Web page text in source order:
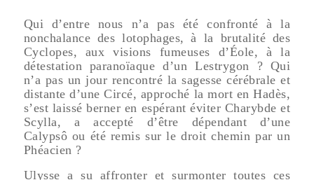
Qui d’entre nous n’a pas été confronté à la
nonchalance des lotophages, à la brutalité des
Cyclopes, aux visions fumeuses d’Éole, à la
détestation paranoïaque d’un Lestrygon ? Qui
n’a pas un jour rencontré la sagesse cérébrale et
distante d’une Circé, approché la mort en Hadès,
s’est laissé berner en espérant éviter Charybde et
Scylla, a accepté d’être dépendant d’une
Calypsô ou été remis sur le droit chemin par un
Phéacien ?
Ulysse a su affronter et surmonter toutes ces